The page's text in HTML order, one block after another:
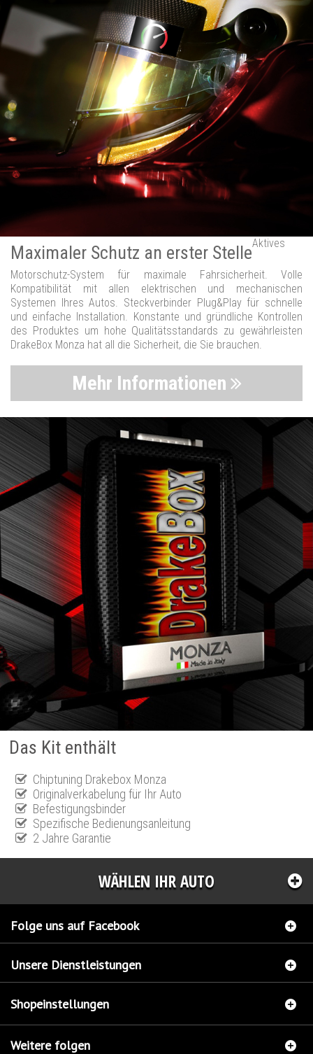
Maximaler Schutz an erster StelleAktives
Motorschutz-System für maximale Fahrsicherheit. Volle
Kompatibilität mit allen elektrischen und mechanischen
Systemen Ihres Autos. Steckverbinder Plug&Play für schnelle
und einfache Installation. Konstante und gründliche Kontrollen
des Produktes um hohe Qualitätsstandards zu gewährleisten
DrakeBox Monza hat all die Sicherheit, die Sie brauchen.
Mehr Informationen
Das Kit enthält
Chiptuning Drakebox Monza
Originalverkabelung für Ihr Auto
Befestigungsbinder
Spezifische Bedienungsanleitung
2 Jahre Garantie
WÄHLEN IHR AUTO
Folge uns auf Facebook
Unsere Dienstleistungen
Shopeinstellungen
Weitere folgen